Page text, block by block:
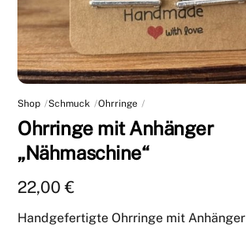
Shop Schmuck Ohrringe
Ohrringe mit Anhänger
„Nähmaschine“
22,00€
Handgefertigte Ohrringe mit Anhänger